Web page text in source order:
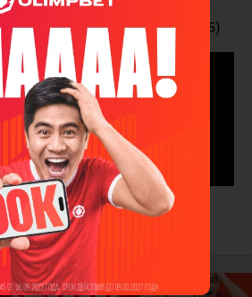
- Миннесота 2:1 (9:6, 5:2, 1:5)
Колорадо Эвеланш